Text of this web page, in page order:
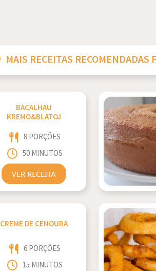
MAIS RECEITAS RECOMENDADAS
BACALHAU
KREMO&BLATOJ
8 PORÇÕES
50 MINUTOS
VER RECEITA
CREME DE CENOURA
6 PORÇÕES
15 MINUTOS